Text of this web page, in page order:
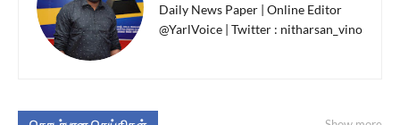
Daily News Paper | Online Editor
@YarlVoice | Twitter : nitharsan_vino